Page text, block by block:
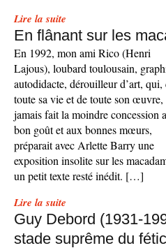
Lire la suite
En flânant sur les
En 1992, mon ami Rico (Henri
Lajous), loubard toulousain,
autodidacte, dérouilleur d’art, qui,
toute sa vie et de toute son œuvre,
jamais fait la moindre concession
bon goût et aux bonnes mœurs,
préparait avec Arlette Barry une
exposition insolite sur les
un petit texte resté inédit. […]
Lire la suite
Guy Debord (1931-
stade suprême du